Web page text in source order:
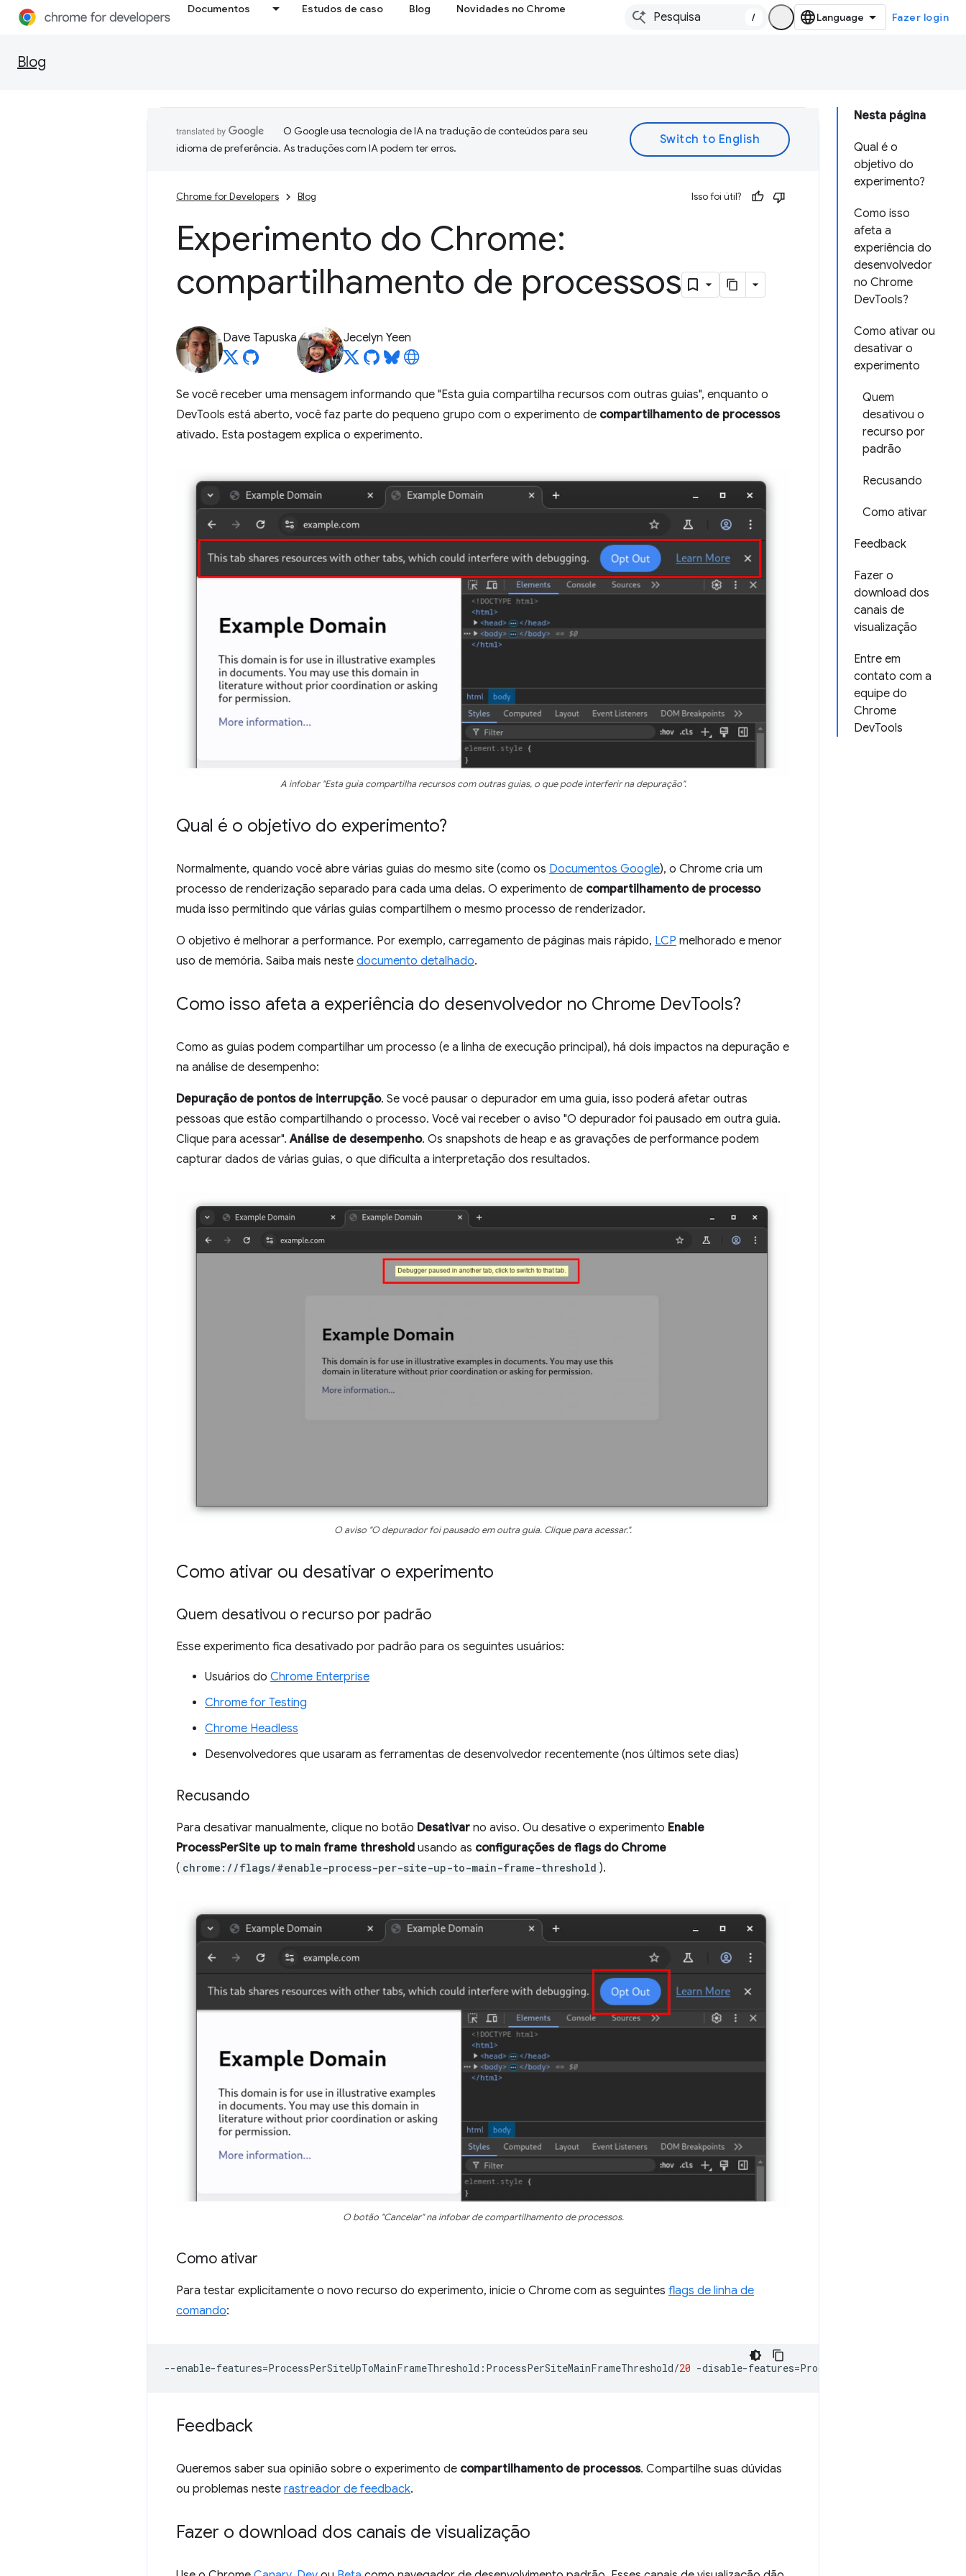
Documentos Estudos de caso Blog Novidades no Chrome
/ Fazer login
Blog
Nesta página
Qual é o
objetivo do
experimento?
Como isso
afeta a
experiência do
desenvolvedor
no Chrome
DevTools?
Como ativar ou
desativar o
experimento
Quem
desativou o
recurso por
padrão
Recusando
Como ativar
Feedback
Fazer o
download dos
canais de
visualização
Entre em
contato com a
equipe do
Chrome
DevTools
O Google usa tecnologia de IA na tradução de conteúdos para seu
idioma de preferência. As traduções com IA podem ter erros.
Chrome for Developers Blog Isso foi útil?
Experimento do Chrome:
compartilhamento de processos
Dave Tapuska Jecelyn Yeen
Se você receber uma mensagem informando que "Esta guia compartilha recursos com outras guias", enquanto o
DevTools está aberto, você faz parte do pequeno grupo com o experimento de compartilhamento de processos
ativado. Esta postagem explica o experimento.
A infobar "Esta guia compartilha recursos com outras guias, o que pode interferir na depuração".
Qual é o objetivo do experimento?
Normalmente, quando você abre várias guias do mesmo site (como os Documentos Google), o Chrome cria um
processo de renderização separado para cada uma delas. O experimento de compartilhamento de processo
muda isso permitindo que várias guias compartilhem o mesmo processo de renderizador.
O objetivo é melhorar a performance. Por exemplo, carregamento de páginas mais rápido, LCP melhorado e menor
uso de memória. Saiba mais neste documento detalhado.
Como isso afeta a experiência do desenvolvedor no Chrome DevTools?
Como as guias podem compartilhar um processo (e a linha de execução principal), há dois impactos na depuração e
na análise de desempenho:
Depuração de pontos de interrupção. Se você pausar o depurador em uma guia, isso poderá afetar outras
pessoas que estão compartilhando o processo. Você vai receber o aviso "O depurador foi pausado em outra guia.
Clique para acessar".Análise de desempenho. Os snapshots de heap e as gravações de performance podem
capturar dados de várias guias, o que dificulta a interpretação dos resultados.
O aviso "O depurador foi pausado em outra guia. Clique para acessar.".
Como ativar ou desativar o experimento
Quem desativou o recurso por padrão
Esse experimento fica desativado por padrão para os seguintes usuários:
Usuários do Chrome Enterprise
Chrome for Testing
Chrome Headless
Desenvolvedores que usaram as ferramentas de desenvolvedor recentemente (nos últimos sete dias)
Recusando
Para desativar manualmente, clique no botão Desativar no aviso. Ou desative o experimento Enable
ProcessPerSite up to main frame threshold usando as configurações de flags do Chrome
( chrome://flags/#enable-process-per-site-up-to-main-frame-threshold ).
O botão "Cancelar" na infobar de compartilhamento de processos.
Como ativar
Para testar explicitamente o novo recurso do experimento, inicie o Chrome com as seguintes flags de linha de
comando:
--enable-features=ProcessPerSiteUpToMainFrameThreshold : ProcessPerSiteMainFrameThreshold/20 -disable-features=
Feedback
Queremos saber sua opinião sobre o experimento de compartilhamento de processos. Compartilhe suas dúvidas
ou problemas neste rastreador de feedback.
Fazer o download dos canais de visualização